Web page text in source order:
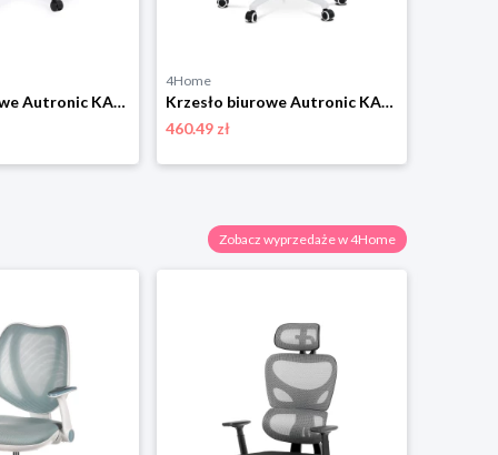
Krzesło biurowe Autronic KA-V317 BLUE
4Home
Krzesło biurowe Autronic KA-Y337 BLUE
460.49 zł
Zobacz wyprzedaże w 4Home